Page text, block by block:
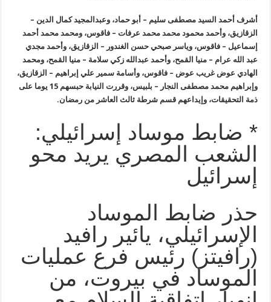
أشرف أحمد السيد مصطفى سليم – أبو حماد، وعبدالمجيد كمال الدين –
الزقازيق، وأحمد محمود محمد محمد عرفات – فاقوس، ومحمد محمد أحمد
إسماعيل – فاقوس، وياسر صبحي حسن الغندور – الزقازيق، وأحمد مجدي
عبد الله عرام – منيا القمح، وأحمد عبدالله زكي سلامة – منيا القمح، ومحمد
الهادي عوض غريب عوض – فاقوس، وأسامة سمير علي إبراهيم – الزقازيق،
وإبراهيم محمد مصطفى النجار – بلبيس، وقررت النيابة حبسهم 15 يوما على
ذمة التحقيقات، وإيداعهم قسم شرطة ثالث العاشر من رمضان.
* ضابط موساد إسرائيلي:
الشعب المصري يريد محو
إسرائيل
حذر ضابط الموساد
الإسرائيلي، يائير رافيد
(رافيتز) رئيس فرع عمليات
الموساد في بيروت، من